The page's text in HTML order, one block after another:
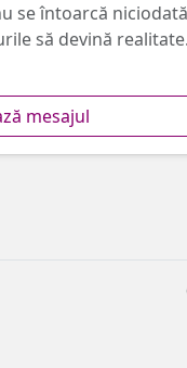
se întoarcă
să devină
mesajul